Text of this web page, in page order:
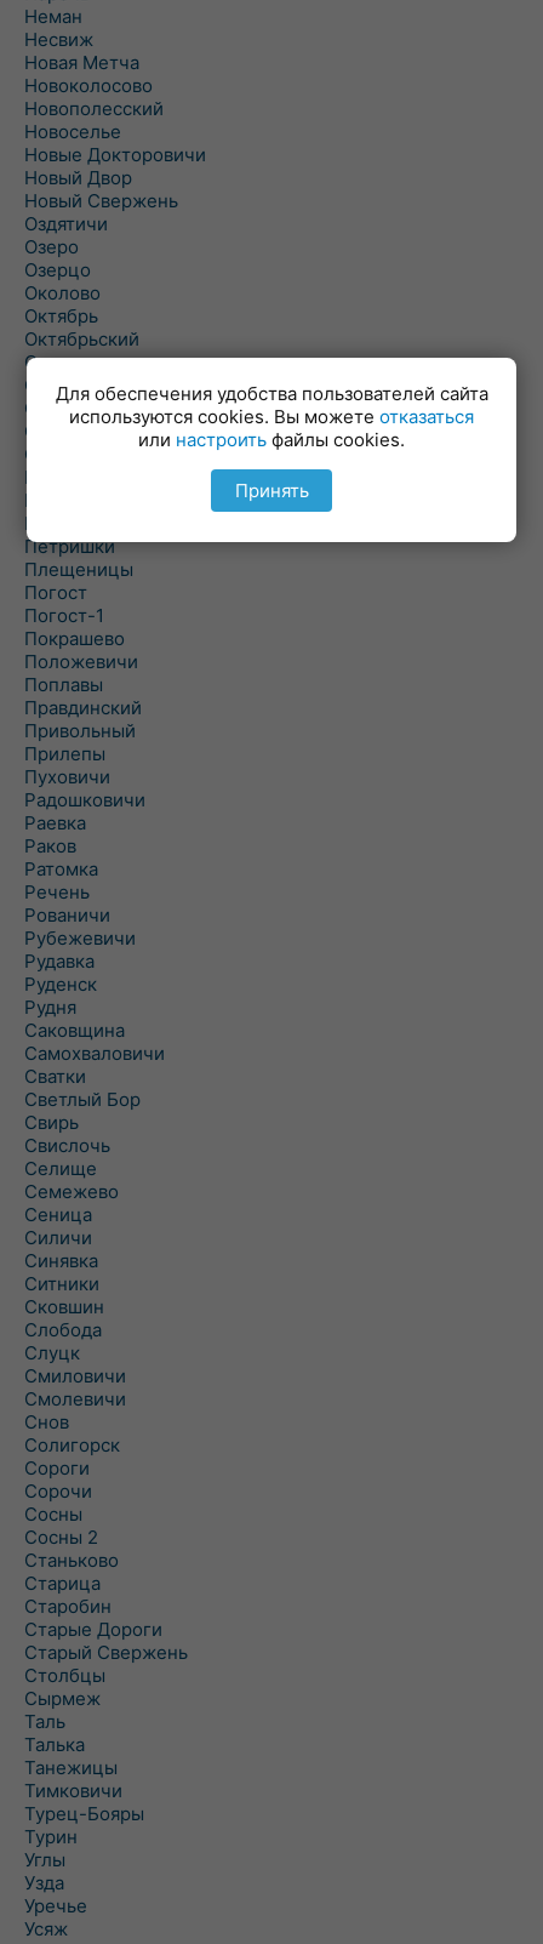
Неман
Несвиж
Новая Метча
Новоколосово
Новополесский
Новоселье
Новые Докторовичи
Новый Двор
Новый Свержень
Оздятичи
Озеро
Озерцо
Околово
Октябрь
Октябрьский
Олехновичи
Омговичи
Оношки
Осовец
Острошицкий Городок
Пасека
Пастовичи
Першаи
Петришки
Плещеницы
Погост
Погост-1
Покрашево
Положевичи
Поплавы
Правдинский
Привольный
Прилепы
Пуховичи
Радошковичи
Раевка
Раков
Ратомка
Речень
Рованичи
Рубежевичи
Рудавка
Руденск
Рудня
Саковщина
Самохваловичи
Сватки
Светлый Бор
Свирь
Свислочь
Селище
Семежево
Сеница
Силичи
Синявка
Ситники
Сковшин
Слобода
Слуцк
Смиловичи
Смолевичи
Снов
Солигорск
Сороги
Сорочи
Сосны
Сосны 2
Станьково
Старица
Старобин
Старые Дороги
Старый Свержень
Столбцы
Сырмеж
Таль
Талька
Танежицы
Тимковичи
Турец-Бояры
Турин
Углы
Узда
Уречье
Усяж
Для обеспечения удобства пользователей сайта
используются cookies. Вы можете отказаться
или настроить файлы cookies.
Принять